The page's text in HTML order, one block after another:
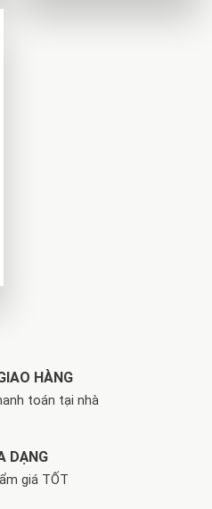
HÀNG
toán tại nhà
DẠNG
giá TỐT